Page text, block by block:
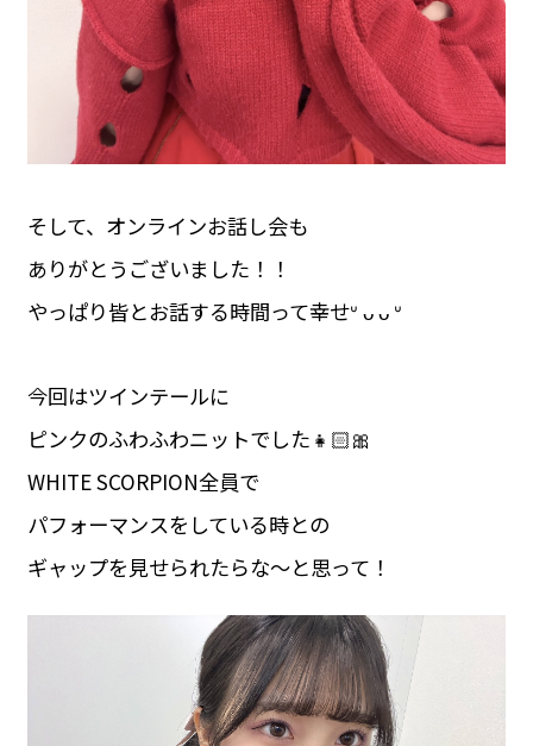
そして、オンラインお話し会も
ありがとうございました！！
やっぱり皆とお話する時間って幸せᐡ ᴗ ᴗ ᐡ
今回はツインテールに
ピンクのふわふわニットでした👧🏻🎀
WHITE SCORPION全員で
パフォーマンスをしている時との
ギャップを見せられたらな～と思って！